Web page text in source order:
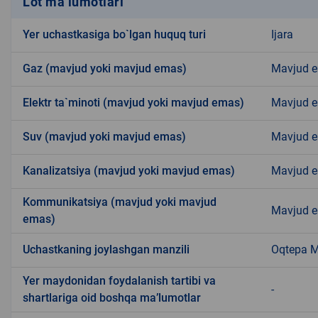
Yer uchastkasiga bo`lgan huquq turi Ijara
Gaz (mavjud yoki mavjud emas) Mavjud
Elektr ta`minoti (mavjud yoki mavjud emas) Mavjud
Suv (mavjud yoki mavjud emas) Mavjud
Kanalizatsiya (mavjud yoki mavjud emas) Mavjud
Kommunikatsiya (mavjud yoki mavjud
emas)
Mavjud
Uchastkaning joylashgan manzili Oqtepa
Yer maydonidan foydalanish tartibi va
shartlariga oid boshqa ma’lumotlar
-